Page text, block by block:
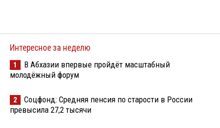
Интересное за неделю
1
В Абхазии впервые пройдёт масштабный
молодёжный форум
2
Соцфонд: Средняя пенсия по старости в России
превысила 27,2 тысячи